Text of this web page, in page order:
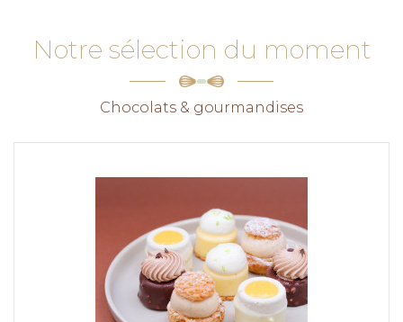
Notre sélection du moment
Chocolats & gourmandises